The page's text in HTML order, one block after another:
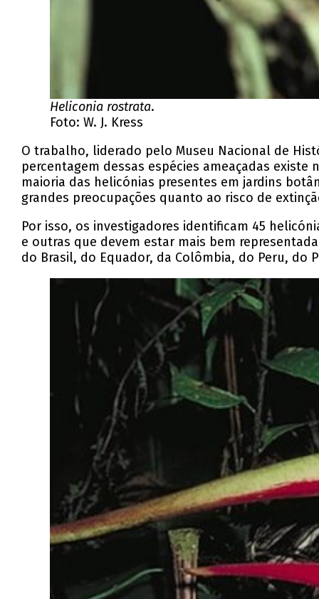
Heliconia rostrata.
Foto: W. J. Kress
O trabalho, liderado pelo Museu Nacional de
percentagem dessas espécies ameaçadas
maioria das helicónias presentes em jardins
grandes preocupações quanto ao risco de
Por isso, os investigadores identificam 45
e outras que devem estar mais bem
do Brasil, do Equador, da Colômbia, do Peru, do